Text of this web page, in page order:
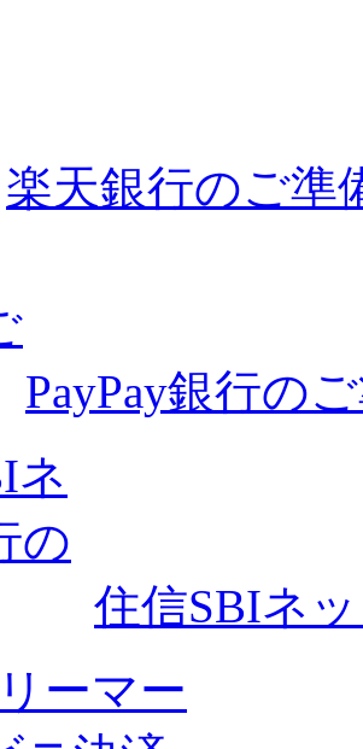
楽天銀行のご準
PayPay銀行の
住信SBIネ